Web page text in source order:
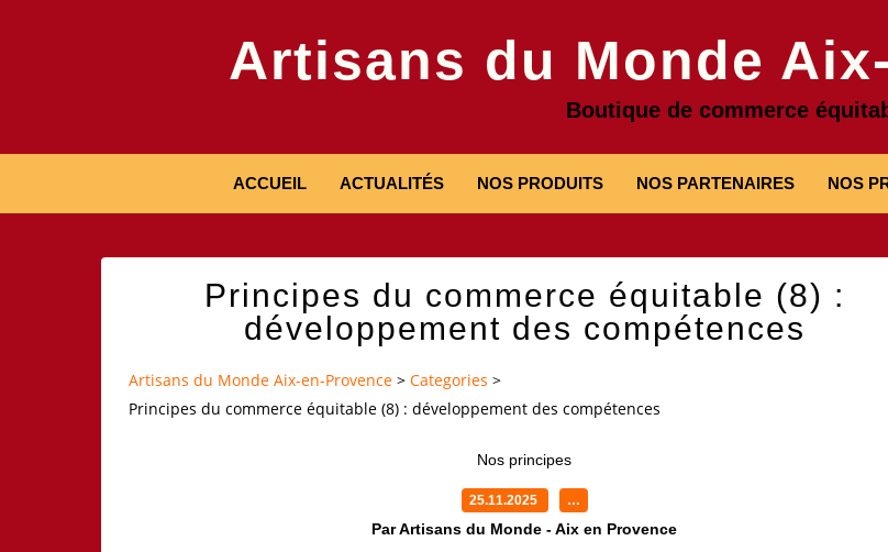
Artisans du Monde
Boutique de commerce
ACCUEIL ACTUALITÉS NOS PRODUITS NOS PARTENAIRES NOS
Principes du commerce équitable (8) :
développement des compétences
Artisans du Monde Aix-en-Provence > Categories >
Principes du commerce équitable (8) : développement des compétences
Nos principes
25.11.2025 …
Par Artisans du Monde - Aix en Provence